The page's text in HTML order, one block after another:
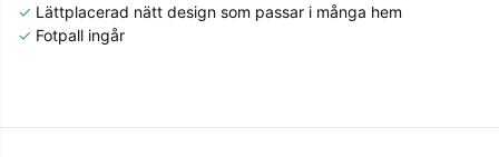
✓ Lättplacerad nätt design som passar i många hem
✓ Fotpall ingår